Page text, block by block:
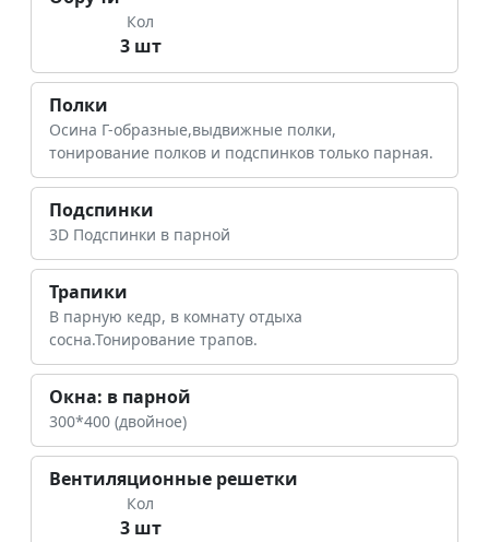
Кол
3 шт
Полки
Осина Г-образные,выдвижные полки,
тонирование полков и подспинков только парная.
Подспинки
3D Подспинки в парной
Трапики
В парную кедр, в комнату отдыха
сосна.Тонирование трапов.
Окна: в парной
300*400 (двойное)
Вентиляционные решетки
Кол
3 шт